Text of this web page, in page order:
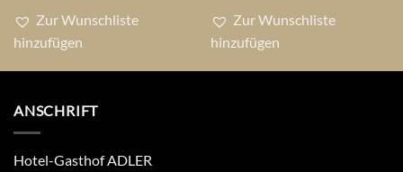
Zur Wunschliste
hinzufügen
Zur Wunschliste
hinzufügen
ANSCHRIFT
Hotel-Gasthof ADLER